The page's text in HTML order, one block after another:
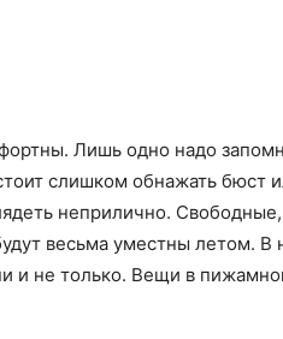
Лишь одно надо
слишком обнажать бюст
неприлично. Свободные,
весьма уместны летом. В
и не только. Вещи в